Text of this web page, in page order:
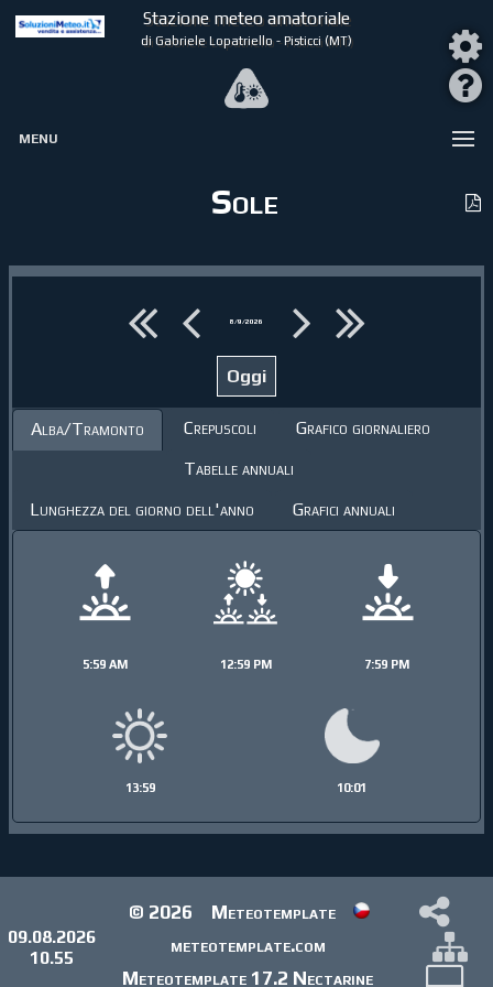
Stazione meteo amatoriale
di Gabriele Lopatriello - Pisticci (MT)
MENU
Sole
8/9/2026
Alba/Tramonto Crepuscoli
Grafico giornaliero
Tabelle annuali
Lunghezza del giorno dell'anno
Grafici annuali
5:59 AM 12:59 PM 7:59 PM
13:59 10:01
09.08.2026
10.55
© 2026
Meteotemplate
meteotemplate.com
Meteotemplate 17.2 Nectarine